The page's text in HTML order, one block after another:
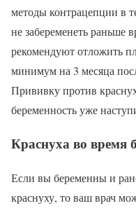
методы контрацепции в
не забеременеть раньше
рекомендуют отложить
минимум на 3 месяца
Прививку против
беременность уже
Краснуха во время
Если вы беременны и
краснуху, то ваш врач